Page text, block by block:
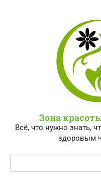
Зона
Всё, что нужно знать,
здоровым
Поиск: